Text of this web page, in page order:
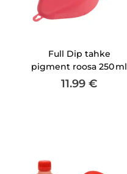
Full Dip tahke
pigment roosa 250 ml
11.99 €